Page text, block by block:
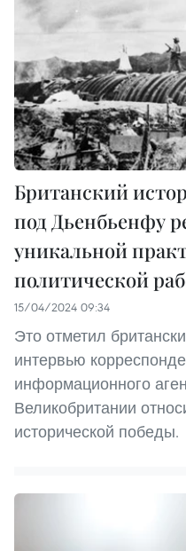
Британский
под Дьенбьенфу
уникальной
политической
15/04/2024 09:34
Это отметил
интервью
информационного
Великобритании
исторической победы.